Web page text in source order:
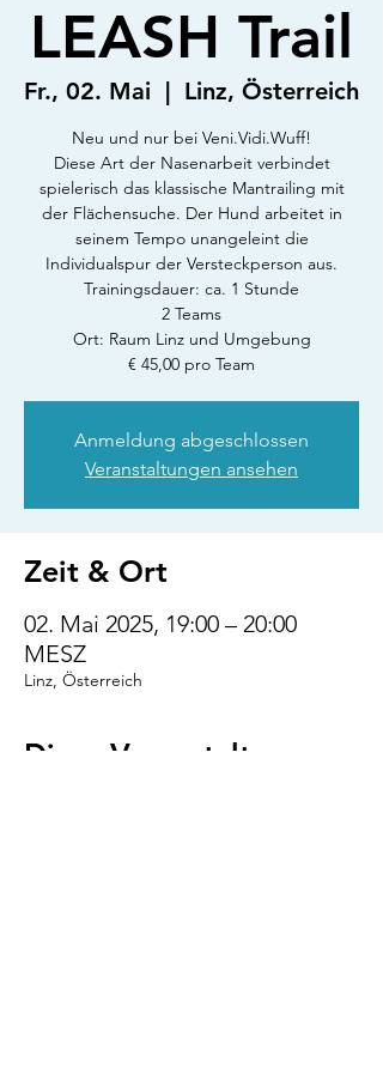
LEASH Trail
Fr., 02. Mai
  |
Linz, Österreich
Neu und nur bei Veni.Vidi.Wuff!
Diese Art der Nasenarbeit verbindet
spielerisch das klassische Mantrailing mit
der Flächensuche. Der Hund arbeitet in
seinem Tempo unangeleint die
Individualspur der Versteckperson aus.
Trainingsdauer: ca. 1 Stunde
2 Teams
Ort: Raum Linz und Umgebung
€ 45,00 pro Team
Anmeldung abgeschlossen
Veranstaltungen ansehen
Zeit & Ort
02. Mai 2025, 19:00 – 20:00
MESZ
Linz, Österreich
Diese Veranstaltung